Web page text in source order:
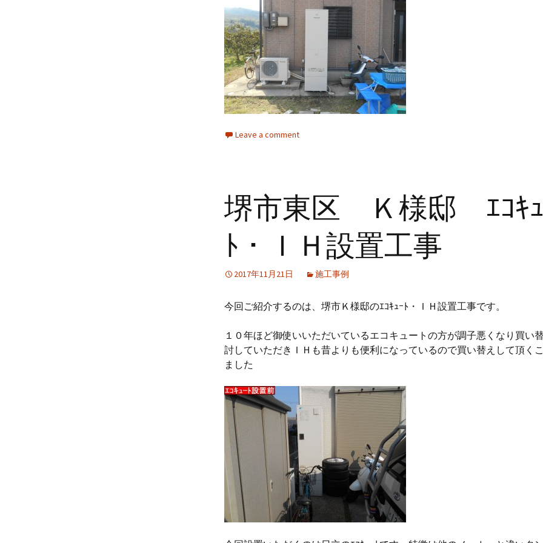
Leave a comment
堺市東区 Ｋ様邸 ｴｺｷ
ﾄ・ＩＨ設置工事
2017年11月21日 施工事例
今回ご紹介するのは、堺市Ｋ様邸のｴｺｷｭｰﾄ・ＩＨ設置工事です。
１０年ほど御使いいただいているエコキュートの方が調子悪くなり買い
討していただきＩＨも昔よりも便利になっているので買い替えして頂く
ました